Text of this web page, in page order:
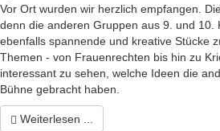
Vor Ort wurden wir herzlich empfangen.
denn die anderen Gruppen aus 9. und 10.
ebenfalls spannende und kreative Stücke
Themen - von Frauenrechten bis hin zu
interessant zu sehen, welche Ideen die
Bühne gebracht haben.
Weiterlesen ...